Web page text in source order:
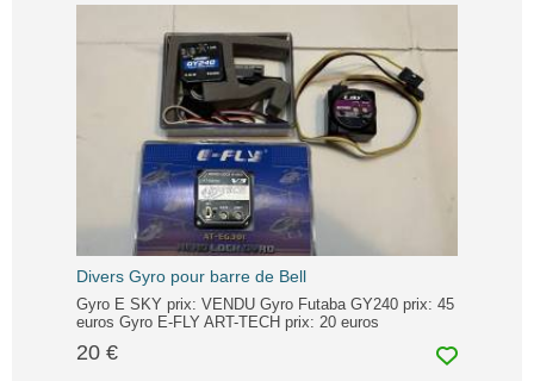
Divers Gyro pour barre de Bell
Gyro E SKY prix: VENDU Gyro Futaba GY240 prix: 45
euros Gyro E-FLY ART-TECH prix: 20 euros
20 €